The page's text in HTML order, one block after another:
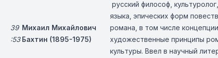
39
:53
Михаил Михайлович
Бахтин (1895-1975)
русский философ,
языка, эпических форм
романа, в том числе
художественные принципы
культуры. Ввел в научный